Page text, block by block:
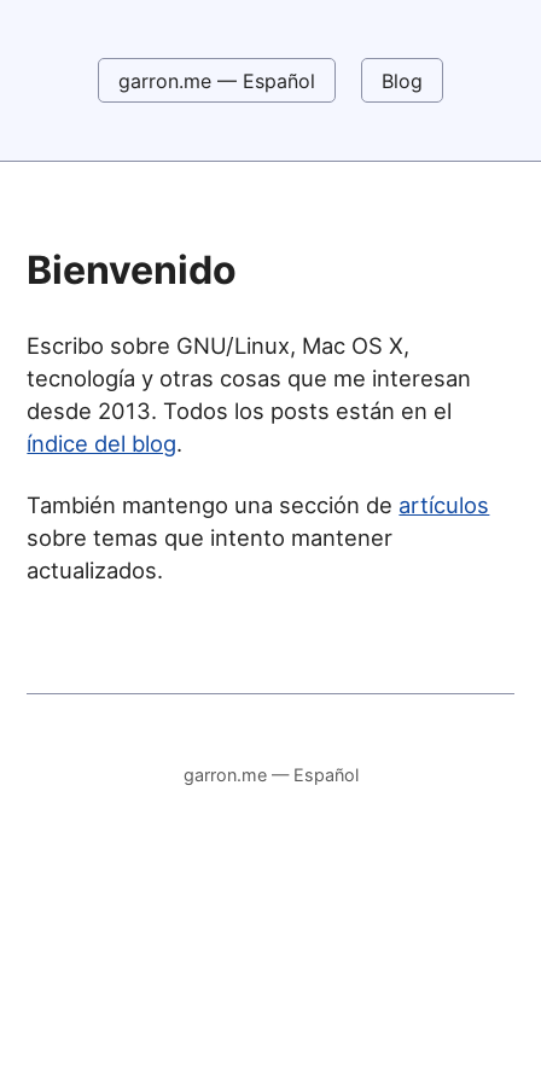
garron.me — Español Blog
Bienvenido
Escribo sobre GNU/Linux, Mac OS X,
tecnología y otras cosas que me interesan
desde 2013. Todos los posts están en el
índice del blog.
También mantengo una sección de artículos
sobre temas que intento mantener
actualizados.
garron.me — Español